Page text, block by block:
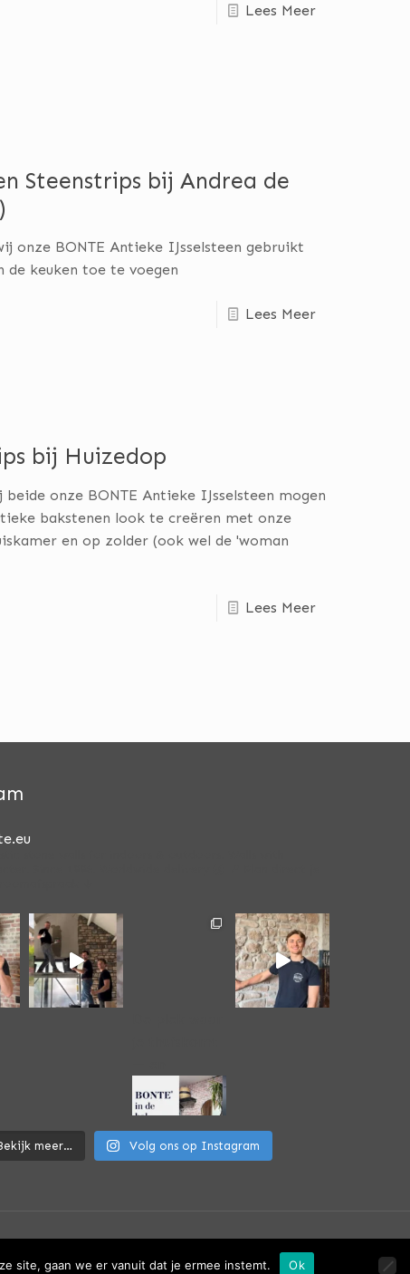
Lees Meer
Steenstrips bij Andrea de
onze BONTE Antieke IJsselsteen gebruikt
de keuken toe te voegen
Lees Meer
bij Huizedop
onze BONTE Antieke IJsselsteen mogen
bakstenen look te creëren met onze
en op zolder (ook wel de 'woman
Lees Meer
meer… Volg ons op Instagram
site, gaan we er vanuit dat je ermee instemt. Ok